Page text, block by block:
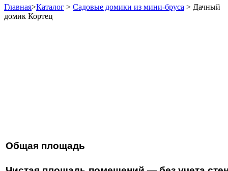
Главная>Каталог > Садовые домики из мини-бруса > Дачный
домик Кортец
Общая площадь